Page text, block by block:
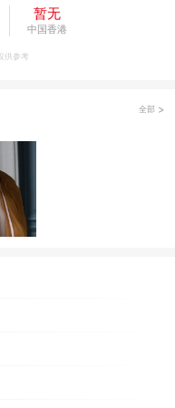
暂无
中国香港
供参考
全部